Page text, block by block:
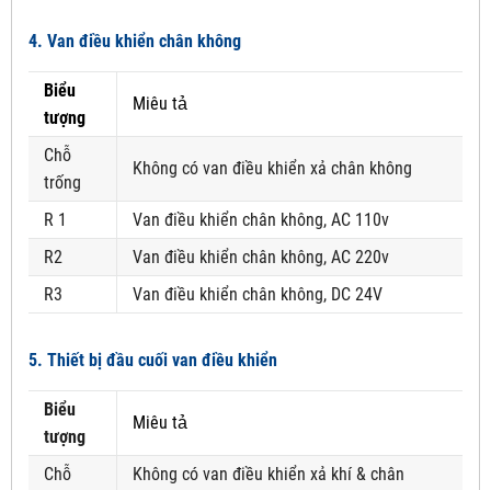
4. Van điều khiển chân không
Biểu
tượng
Miêu tả
Chỗ
trống
Không có van điều khiển xả chân không
R 1
Van điều khiển chân không, AC 110v
R2
Van điều khiển chân không, AC 220v
R3
Van điều khiển chân không, DC 24V
5. Thiết bị đầu cuối van điều khiển
Biểu
tượng
Miêu tả
Chỗ
Không có van điều khiển xả khí & chân